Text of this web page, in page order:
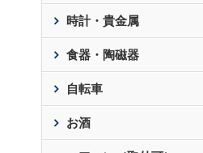
時計・貴金属
食器・陶磁器
自転車
お酒